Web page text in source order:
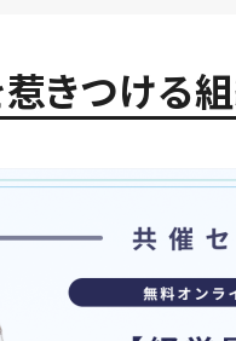
きつける